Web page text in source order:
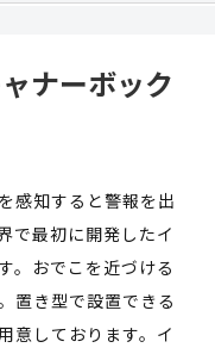
ナーボック
感知すると警報を出
で最初に開発したイ
。おでこを近づける
置き型で設置できる
意しております。イ